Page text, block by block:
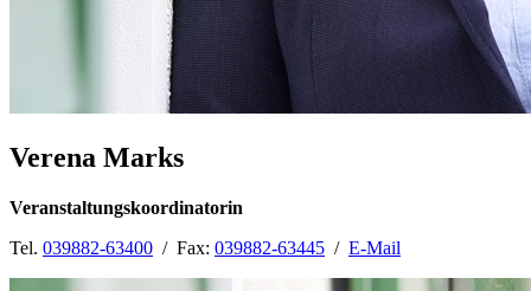
Verena Marks
Veranstaltungskoordinatorin
Tel. 039882-63400 / Fax: 039882-63445 / E-Mail